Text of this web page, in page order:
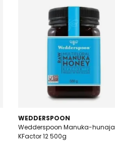
WEDDERSPOON
Wedderspoon Manuka-hunaja
KFactor 12 500g